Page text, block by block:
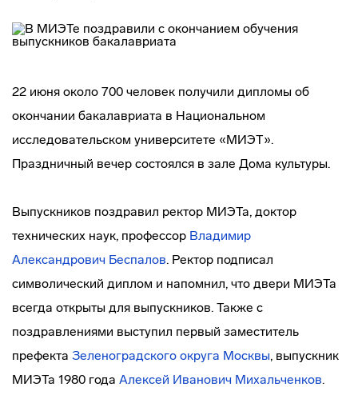
22 июня около 700 человек получили дипломы об
окончании бакалавриата в Национальном
исследовательском университете «МИЭТ».
Праздничный вечер состоялся в зале Дома культуры.
Выпускников поздравил ректор МИЭТа, доктор
технических наук, профессор Владимир
Александрович Беспалов. Ректор подписал
символический диплом и напомнил, что двери МИЭТа
всегда открыты для выпускников. Также с
поздравлениями выступил первый заместитель
префекта Зеленоградского округа Москвы, выпускник
МИЭТа 1980 года Алексей Иванович Михальченков.